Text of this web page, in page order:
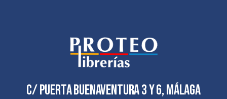
C/ Puerta Buenaventura 3 y 6, Málaga